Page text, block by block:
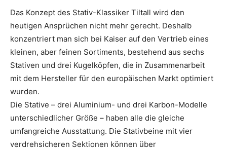
Das Konzept des Stativ-Klassiker Tiltall wird den
heutigen Ansprüchen nicht mehr gerecht. Deshalb
konzentriert man sich bei Kaiser auf den Vertrieb eines
kleinen, aber feinen Sortiments, bestehend aus sechs
Stativen und drei Kugelköpfen, die in Zusammenarbeit
mit dem Hersteller für den europäischen Markt optimiert
wurden.
Die Stative – drei Aluminium- und drei Karbon-Modelle
unterschiedlicher Größe – haben alle die gleiche
umfangreiche Ausstattung. Die Stativbeine mit vier
verdrehsicheren Sektionen können über